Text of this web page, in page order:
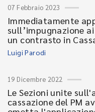
07 Febbraio 2023
Immediatamente
sull’impugnazione
un contrasto in
Luigi Parodi
19 Dicembre 2022
Le Sezioni unite
cassazione del PM